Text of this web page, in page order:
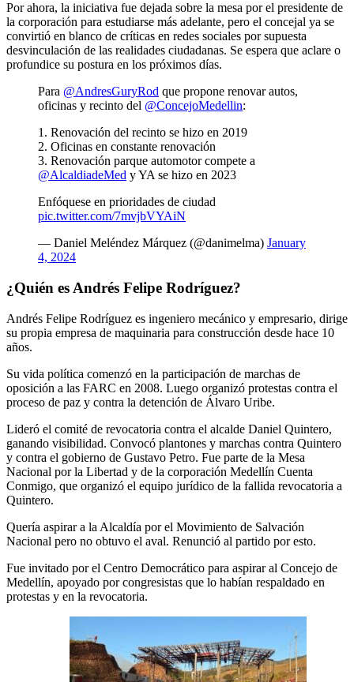
Por ahora, la iniciativa fue dejada sobre la mesa por el presidente de
la corporación para estudiarse más adelante, pero el concejal ya se
convirtió en blanco de críticas en redes sociales por supuesta
desvinculación de las realidades ciudadanas. Se espera que aclare o
profundice su postura en los próximos días.
Para @AndresGuryRod que propone renovar autos,
oficinas y recinto del @ConcejoMedellin:
1. Renovación del recinto se hizo en 2019
2. Oficinas en constante renovación
3. Renovación parque automotor compete a
@AlcaldiadeMed y YA se hizo en 2023
Enfóquese en prioridades de ciudad
pic.twitter.com/7mvjbVYAiN
— Daniel Meléndez Márquez (@danimelma) January
4, 2024
¿Quién es Andrés Felipe Rodríguez?
Andrés Felipe Rodríguez es ingeniero mecánico y empresario, dirige
su propia empresa de maquinaria para construcción desde hace 10
años.
Su vida política comenzó en la participación de marchas de
oposición a las FARC en 2008. Luego organizó protestas contra el
proceso de paz y contra la detención de Álvaro Uribe.
Lideró el comité de revocatoria contra el alcalde Daniel Quintero,
ganando visibilidad. Convocó plantones y marchas contra Quintero
y contra el gobierno de Gustavo Petro. Fue parte de la Mesa
Nacional por la Libertad y de la corporación Medellín Cuenta
Conmigo, que organizó el equipo jurídico de la fallida revocatoria a
Quintero.
Quería aspirar a la Alcaldía por el Movimiento de Salvación
Nacional pero no obtuvo el aval. Renunció al partido por esto.
Fue invitado por el Centro Democrático para aspirar al Concejo de
Medellín, apoyado por congresistas que lo habían respaldado en
protestas y en la revocatoria.